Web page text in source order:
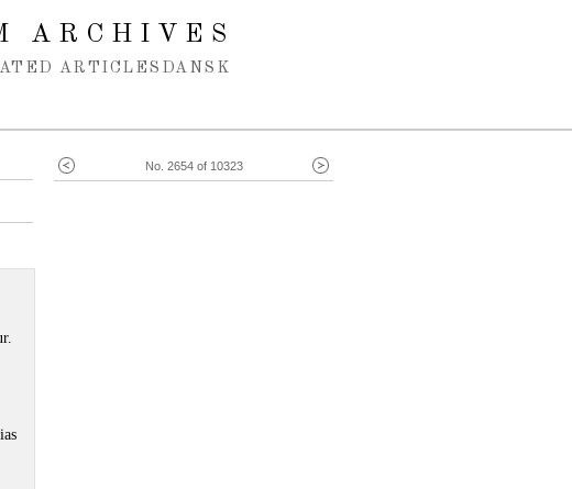
ARCHIVES
ARTICLES DANSK
No. 2654 of 10323